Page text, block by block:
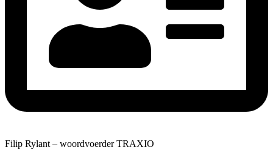
Filip Rylant – woordvoerder TRAXIO